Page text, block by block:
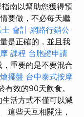
南以幫助您獲得預
要做，不必每天繼
士 會計 網路行銷公
是正確的，並且我
課程 台胞證申請
重要的是不要混合
擺盤 台中泰式按摩
效的90天飲食。
生活方式不僅可以減
這些天互相關注，